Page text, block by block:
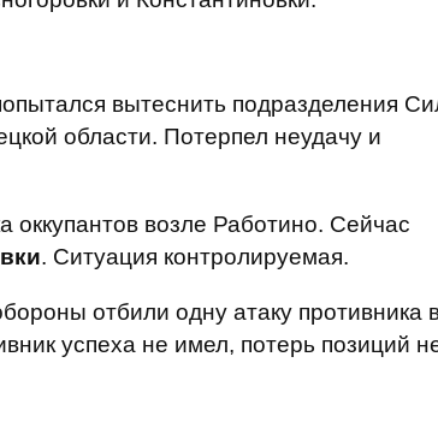
вытеснить подразделения
области. Потерпел неудачу и
оккупантов возле Работино. Сейчас
. Ситуация контролируемая.
отбили одну атаку противника
успеха не имел, потерь позиций